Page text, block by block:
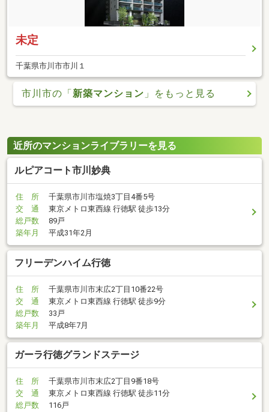
未定
千葉県市川市市川１
市川市の「 新築マンション 」をもっと見る
近所のマンションライブラリーを見る
ルピアコート市川妙典
住 所
千葉県市川市塩焼3丁目4番5号
交 通
東京メトロ東西線 行徳駅 徒歩13分
総戸数
89戸
築年月
平成31年2月
フリーデンハイム行徳
住 所
千葉県市川市末広2丁目10番22号
交 通
東京メトロ東西線 行徳駅 徒歩9分
総戸数
33戸
築年月
平成8年7月
ガーラ行徳グランドステージ
住 所
千葉県市川市末広2丁目9番18号
交 通
東京メトロ東西線 行徳駅 徒歩11分
総戸数
116戸